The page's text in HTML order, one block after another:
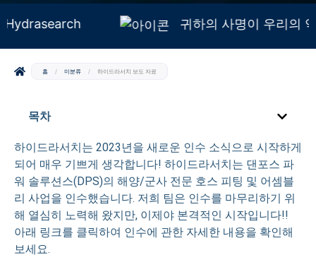
Hydrasearch 귀하의 사명이 우
홈 / 미분류 / 하이드라서치 보도 자료
목차
하이드라서치는 2023년을 새로운 인수 소식으로 시작하게
되어 매우 기쁘게 생각합니다! 하이드라서치는 댄포스 파
워 솔루션스(DPS)의 해양/군사 전문 호스 피팅 및 어셈블
리 사업을 인수했습니다. 저희 팀은 인수를 마무리하기 위
해 열심히 노력해 왔지만, 이제야 본격적인 시작입니다!!
아래 링크를 클릭하여 인수에 관한 자세한 내용을 확인해
보세요.